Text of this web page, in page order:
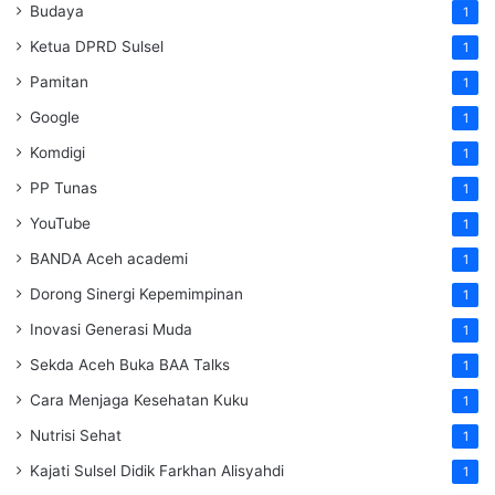
Budaya 1
Ketua DPRD Sulsel 1
Pamitan 1
Google 1
Komdigi 1
PP Tunas 1
YouTube 1
BANDA Aceh academi 1
Dorong Sinergi Kepemimpinan 1
Inovasi Generasi Muda 1
Sekda Aceh Buka BAA Talks 1
Cara Menjaga Kesehatan Kuku 1
Nutrisi Sehat 1
Kajati Sulsel Didik Farkhan Alisyahdi 1